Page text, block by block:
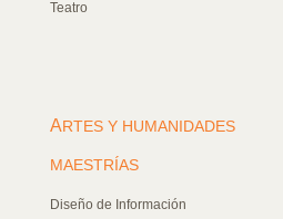
Teatro
ARTES Y HUMANIDADES
MAESTRÍAS
Diseño de Información